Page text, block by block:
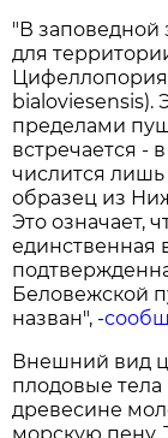
"В
для
Цифеллопория
bialoviesensis).
пределами
встречается -
числится
образец из
Это означает,
единственная
Беловежской
назван", -
Внешний вид
плодовые
древесине